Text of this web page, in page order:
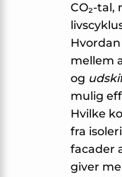
CO₂-
mellem
og
mulig
Hvilke
fra
facader
giver